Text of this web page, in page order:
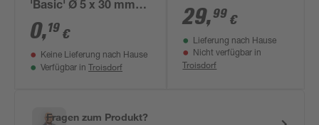
'Basic' Ø 5 x 30 mm
TX
0,19 €
Keine Lieferung nach Hause
Verfügbar in Troisdorf
29,99 €
Lieferung nach Hause
Nicht verfügbar in
Troisdorf
Fragen zum Produkt?